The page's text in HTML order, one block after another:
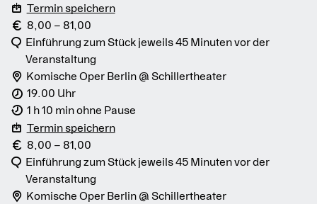
Termin speichern
8,00 – 81,00
Einführung zum Stück jeweils 45 Minuten vor der
Veranstaltung
Komische Oper Berlin @ Schillertheater
19.00 Uhr
1 h 10 min ohne Pause
Termin speichern
8,00 – 81,00
Einführung zum Stück jeweils 45 Minuten vor der
Veranstaltung
Komische Oper Berlin @ Schillertheater